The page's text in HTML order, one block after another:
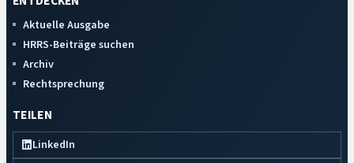
Aktuelle Ausgabe
HRRS-Beiträge suchen
Archiv
Rechtsprechung
TEILEN
LinkedIn